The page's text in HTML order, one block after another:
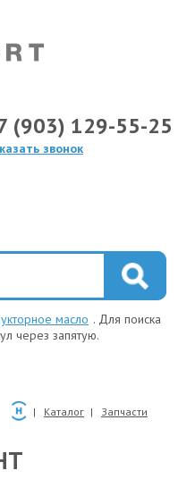
(903) 129-55-25
звонок
масло . Для поиска
через запятую.
Каталог Запчасти